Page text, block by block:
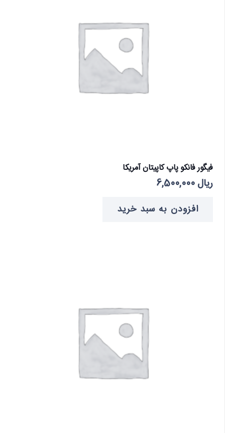
فیگور فانکو پاپ کاپیتان آمریکا
ریال
افزودن به سبد خرید